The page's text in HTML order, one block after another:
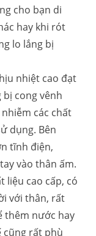
cho bạn di
hay khi rót
lo lắng bị
nhiệt cao đạt
bị cong vênh
các chất
dụng. Bên
tĩnh điện,
vào thân ấm.
liệu cao cấp, có
với thân, rất
thêm nước hay
cũng rất phù